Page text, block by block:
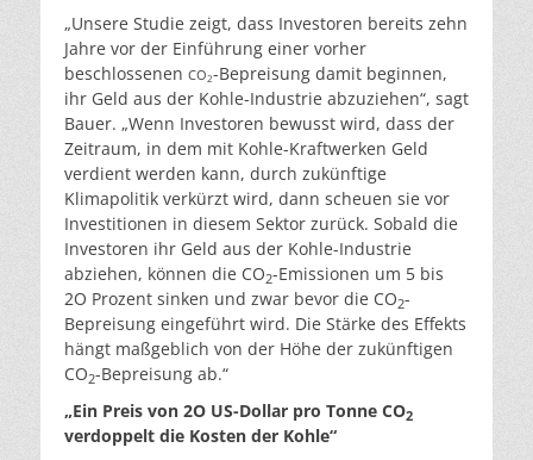
„Unsere Studie zeigt, dass Investoren bereits zehn
Jahre vor der Einführung einer vorher
beschlossenen CO2-Bepreisung damit beginnen,
ihr Geld aus der Kohle-Industrie abzuziehen“, sagt
Bauer. „Wenn Investoren bewusst wird, dass der
Zeitraum, in dem mit Kohle-Kraftwerken Geld
verdient werden kann, durch zukünftige
Klimapolitik verkürzt wird, dann scheuen sie vor
Investitionen in diesem Sektor zurück. Sobald die
Investoren ihr Geld aus der Kohle-Industrie
abziehen, können die CO2-Emissionen um 5 bis
2O Prozent sinken und zwar bevor die CO2-
Bepreisung eingeführt wird. Die Stärke des Effekts
hängt maßgeblich von der Höhe der zukünftigen
CO2-Bepreisung ab.“
„Ein Preis von 2O US-Dollar pro Tonne CO2
verdoppelt die Kosten der Kohle“